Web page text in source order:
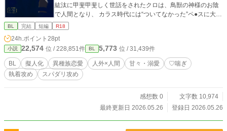
紘汰に甲斐甲斐しく世話をされたクロは、鳥獣の神様のお陰
で人間となり、 カラス時代には“ついてなかった”ペ●スに大興
奮。 人間よりも寿命の短いカラス＝クロにとって自分は“おじ
巧みに翻弄し――⁉ 全4話 完結済 成人向け（R18）※R描写
（セリフ）は直接表現です※
BL 完結 短編 R18
24h.ポイント 28pt
小説 22,574 位 / 228,851件 BL 5,773 位 / 31,439件
BL 擬人化 異種族恋愛 人外×人間 甘々・溺愛
♡喘ぎ
執着攻め
スパダリ攻め
感想数 0
文字数 10,974
最終更新日 2026.05.26
登録日 2026.05.26